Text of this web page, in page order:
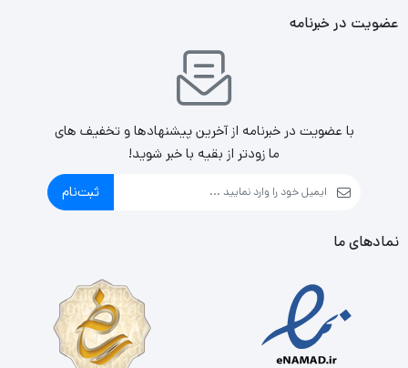
عضویت در خبرنامه
با عضویت در خبرنامه از آخرین پیشنهادها و تخفیف های
ما زودتر از بقیه با خبر شوید!
ثبت‌نام
نمادهای ما